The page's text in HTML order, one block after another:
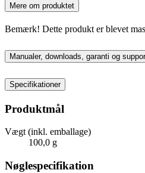
Mere om produktet
Bemærk! Dette produkt er blevet
Manualer, downloads, garanti og
Specifikationer
Produktmål
Vægt (inkl. emballage)
100,0 g
Nøglespecifikation